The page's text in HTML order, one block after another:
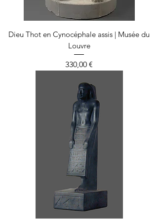
Dieu Thot en Cynocéphale assis | Musée du
Louvre
Prix
330,00 €